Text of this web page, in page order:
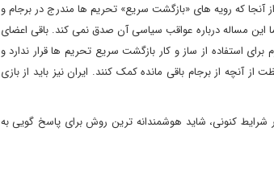
که رویه های «بازگشت سریع» تحریم ها مندرج در برجام و
این مساله درباره عواقب سیاسی آن صدق نمی کند. باقی اعضای
موقعیت لازم برای استفاده از ساز و کار بازگشت سریع تحریم ها قرار ندارد و
آنچه از برجام باقی مانده کمک کنند. ایران نیز باید از بازی
کنونی، شاید هوشمندانه ترین روش برای پاسخ گویی به